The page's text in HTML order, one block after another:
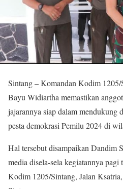
Sintang – Komandan Kodim
Bayu Widiartha memastikan
jajarannya siap dalam mendukung
pesta demokrasi Pemilu 2024 di
Hal tersebut disampaikan Dandim
media disela-sela kegiatannya
Kodim 1205/Sintang, Jalan